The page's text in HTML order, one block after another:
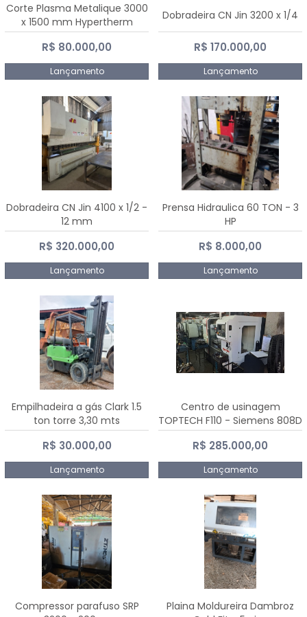
Corte Plasma Metalique 3000
x 1500 mm Hypertherm
Powermax 45 xp
R$ 80.000,00
Lançamento
Dobradeira CN Jin 3200 x 1/4
R$ 170.000,00
Lançamento
Dobradeira CN Jin 4100 x 1/2 -
12 mm
R$ 320.000,00
Lançamento
Prensa Hidraulica 60 TON - 3
HP
R$ 8.000,00
Lançamento
Empilhadeira a gás Clark 1.5
ton torre 3,30 mts
R$ 30.000,00
Lançamento
Centro de usinagem
TOPTECH F110 - Siemens 808D
Advanced
R$ 285.000,00
Lançamento
Compressor parafuso SRP
Plaina Moldureira Dambroz